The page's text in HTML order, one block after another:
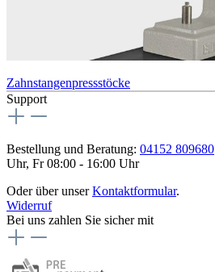
Zahnstangenpressstöcke
Support
Bestellung und Beratung: 04152 809680
Uhr, Fr 08:00 - 16:00 Uhr
Oder über unserKontaktformular.
Widerruf
Bei uns zahlen Sie sicher mit